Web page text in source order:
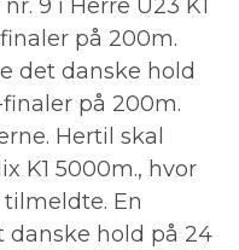
9 i Herre U23 K1
på 200m.
det danske hold
finaler på 200m.
Hertil skal
K1 5000m., hvor
En
hold på 24